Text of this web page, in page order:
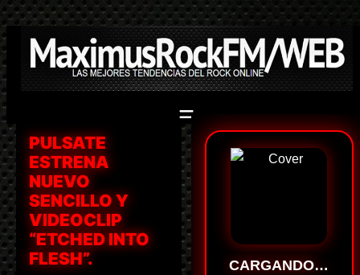
Saltar
al
contenido
PULSATE
ESTRENA
NUEVO
SENCILLO Y
VIDEOCLIP
“ETCHED INTO
FLESH”.
CARGANDO…